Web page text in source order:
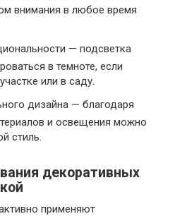
внимания в любое время
— подсветка
в темноте, если
или в саду.
дизайна — благодаря
и освещения можно
стиль.
декоративных
применяют